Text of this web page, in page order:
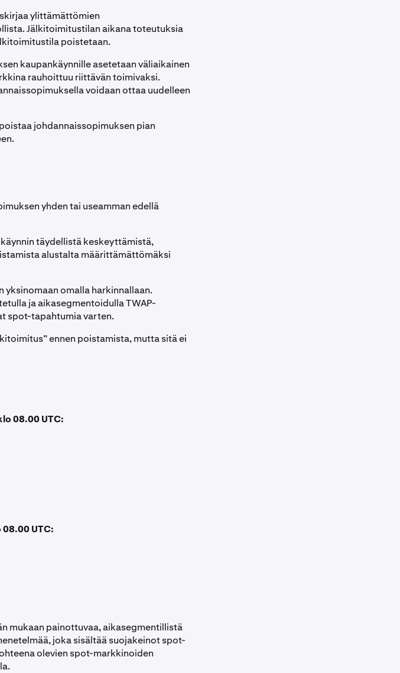
ylittämättömien
Jälkitoimitustilan aikana toteutuksia
poistetaan.
kaupankäynnille asetetaan väliaikainen
rauhoittuu riittävän toimivaksi.
voidaan ottaa uudelleen
johdannaissopimuksen pian
yhden tai useamman edellä
täydellistä keskeyttämistä,
alustalta määrittämättömäksi
omalla harkinnallaan.
ja aikasegmentoidulla TWAP-
spot-tapahtumia varten.
ennen poistamista, mutta sitä ei
08.00 UTC:
UTC:
mukaan painottuvaa, aikasegmentillistä
joka sisältää suojakeinot spot-
olevien spot-markkinoiden